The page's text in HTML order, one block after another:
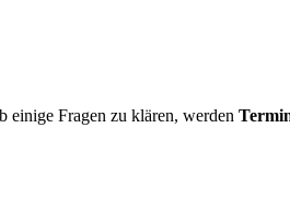
einige Fragen zu klären, werden